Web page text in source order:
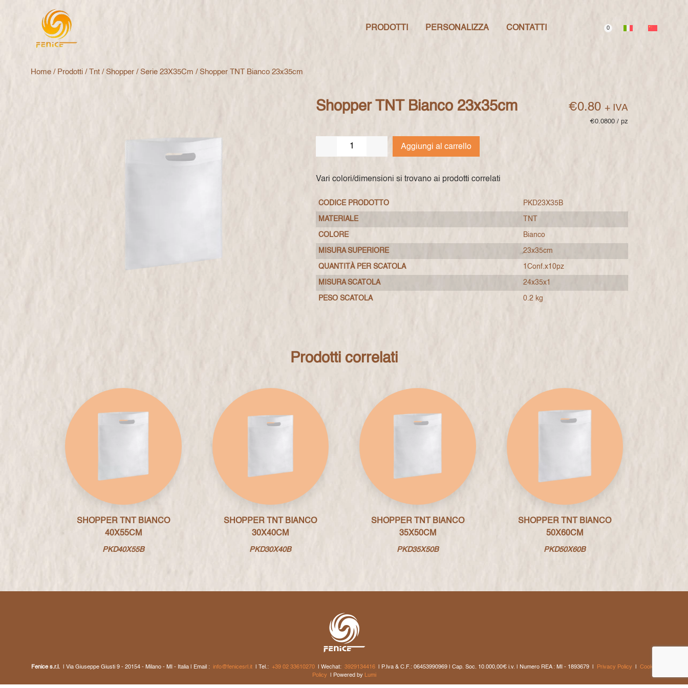
PRODOTTI PERSONALIZZA CONTATTI 0
Home / Prodotti / Tnt / Shopper / Serie 23X35Cm / Shopper TNT Bianco 23x35cm
Shopper TNT Bianco 23x35cm €0.80 + IVA
€0.0800 / pz
Aggiungi al carrello
Vari colori/dimensioni si trovano ai prodotti correlati
CODICE PRODOTTO PKD23X35B
MATERIALE TNT
COLORE Bianco
MISURA SUPERIORE 23x35cm
QUANTITÀ PER SCATOLA 1Conf.x10pz
MISURA SCATOLA 24x35x1
PESO SCATOLA 0.2 kg
Prodotti correlati
SHOPPER TNT BIANCO
40X55CM
PKD40X55B
SHOPPER TNT BIANCO
30X40CM
PKD30X40B
SHOPPER TNT BIANCO
35X50CM
PKD35X50B
SHOPPER TNT BIANCO
50X60CM
PKD50X60B
Fenice s.r.l. | Via Giuseppe Giusti 9 - 20154 - Milano - MI - Italia | Email : info@fenicesrl.it | Tel.: +39 02 33610270 | Wechat: 3929134416 | P.Iva & C.F.: 06453990969 | Cap. Soc. 10.000,00€ i.v. | Numero REA : MI - 1893679 Privacy Policy
Cookie
Policy
| Powered by Lumi